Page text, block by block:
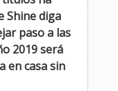
Shine diga
paso a las
2019 será
en casa sin